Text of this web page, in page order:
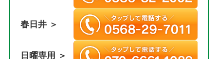
春日井 ＞
日曜専用 ＞